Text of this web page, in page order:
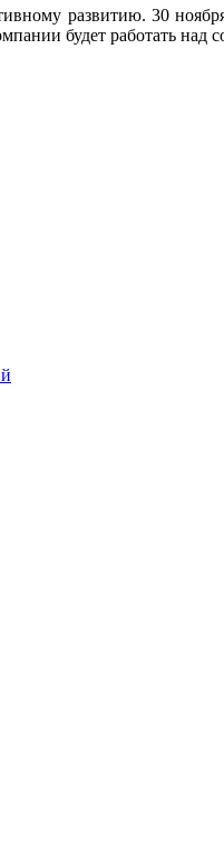
развитию. 30
будет работать над